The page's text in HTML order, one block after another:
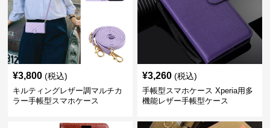
¥3,800 (税込)
キルティングレザー調マルチカ
ラー手帳型スマホケース
¥3,260 (税込)
手帳型スマホケース Xperia用多
機能レザー手帳型ケース